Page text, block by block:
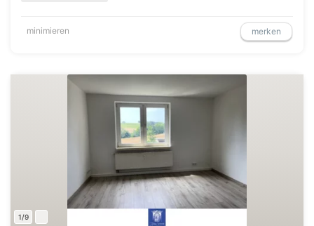
minimieren merken
1/9